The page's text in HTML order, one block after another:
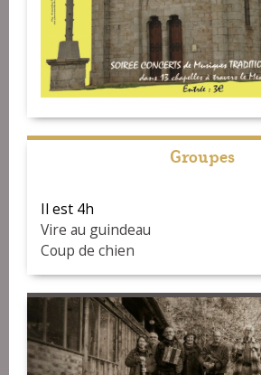
Groupes
Il est 4h
Vire au guindeau
Coup de chien